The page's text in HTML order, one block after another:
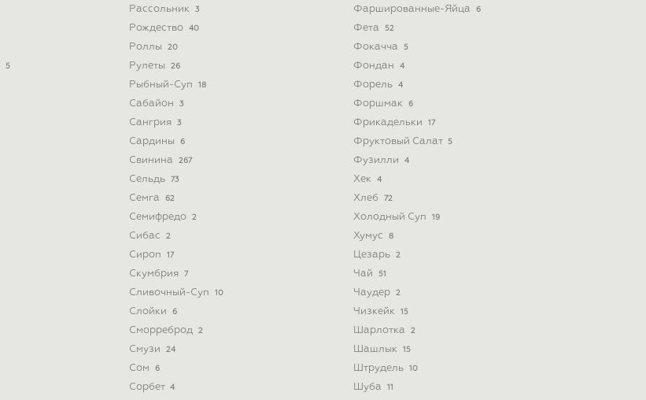
5
Рассольник 3
Рождество 40
Роллы 20
Рулеты 26
Рыбный-Суп 18
Сабайон 3
Сангрия 3
Сардины 6
Свинина 267
Сельдь 73
Семга 62
Семифредо 2
Сибас 2
Сироп 17
Скумбрия 7
Сливочный-Суп 10
Слойки 6
Сморреброд 2
Смузи 24
Сом 6
Сорбет 4
Фаршированные-Яйца 6
Фета 52
Фокачча 5
Фондан 4
Форель 4
Форшмак 6
Фрикадельки 17
Фруктовый Салат 5
Фузилли 4
Хек 4
Хлеб 72
Холодный Суп 19
Хумус 8
Цезарь 2
Чай 51
Чаудер 2
Чизкейк 15
Шарлотка 2
Шашлык 15
Штрудель 10
Шуба 11